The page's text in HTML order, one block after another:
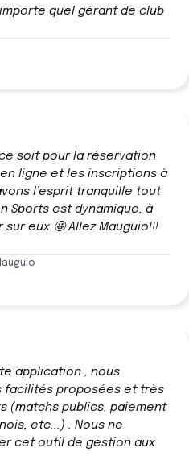
quel gérant de club
soit pour la réservation
ligne et les inscriptions à
l’esprit tranquille tout
Sports est dynamique, à
eux.🤩 Allez Mauguio!!!
application , nous
facilités proposées et très
(matchs publics, paiement
etc...) . Nous ne
cet outil de gestion aux